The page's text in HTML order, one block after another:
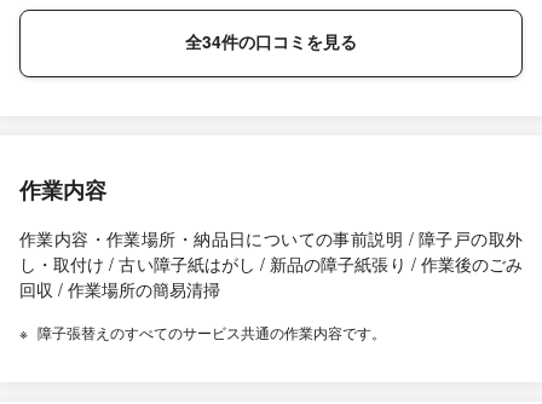
全34件の口コミを見る
作業内容
作業内容・作業場所・納品日についての事前説明 / 障子戸の取外
し・取付け / 古い障子紙はがし / 新品の障子紙張り / 作業後のごみ
回収 / 作業場所の簡易清掃
障子張替えのすべてのサービス共通の作業内容です。